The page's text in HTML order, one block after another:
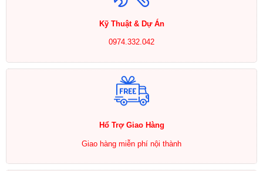
Kỹ Thuật & Dự Án
0974.332.042
Hổ Trợ Giao Hàng
Giao hàng miễn phí nội thành